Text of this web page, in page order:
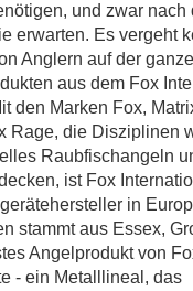
und zwar nach
erwarten. Es vergeht
Anglern auf der
aus dem Fox
den Marken Fox,
Rage, die Disziplinen
Raubfischangeln
ist Fox
in
stammt aus Essex,
Angelprodukt von
- ein Metalllineal, das